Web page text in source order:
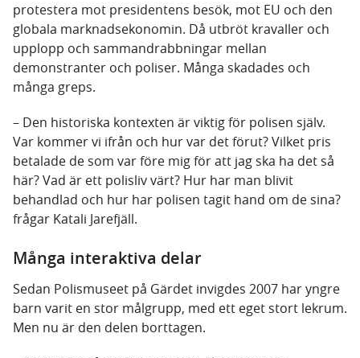
protestera mot presidentens besök, mot EU och den
globala marknadsekonomin. Då utbröt kravaller och
upplopp och sammandrabbningar mellan
demonstranter och poliser. Många skadades och
många greps.
– Den historiska kontexten är viktig för polisen själv.
Var kommer vi ifrån och hur var det förut? Vilket pris
betalade de som var före mig för att jag ska ha det så
här? Vad är ett polisliv värt? Hur har man blivit
behandlad och hur har polisen tagit hand om de sina?
frågar Katali Jarefjäll.
Många interaktiva delar
Sedan Polismuseet på Gärdet invigdes 2007 har yngre
barn varit en stor målgrupp, med ett eget stort lekrum.
Men nu är den delen borttagen.